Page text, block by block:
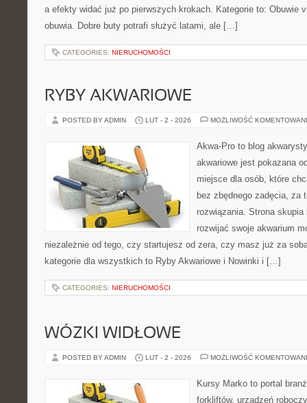
a efekty widać już po pierwszych krokach. Kategorie to: Obuwie
obuwia. Dobre buty potrafi służyć latami, ale […]
CATEGORIES: NIERUCHOMOŚCI
RYBY AKWARIOWE
POSTED BY ADMIN LUT - 2 - 2026 MOŻLIWOŚĆ
Akwa-Pro to blog
akwariowe jest pokazana
miejsce dla osób, które
bez zbędnego zadęcia, za
rozwiązania. Strona
rozwijać swoje akwarium
niezależnie od tego, czy startujesz od zera, czy masz już za
kategorie dla wszystkich to Ryby Akwariowe i Nowinki i […]
CATEGORIES: NIERUCHOMOŚCI
WÓZKI WIDŁOWE
POSTED BY ADMIN LUT - 2 - 2026 MOŻLIWOŚĆ
Kursy Marko to portal
forkliftów, urządzeń